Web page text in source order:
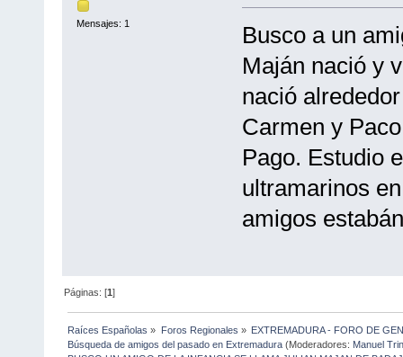
Mensajes: 1
Busco a un
Maján nació y
nació
Carmen y
Pago. Estudio
ultramarinos
amigos
Páginas: [1]
Raíces Españolas » Foros Regionales »
EXTREMADURA - FORO DE
Búsqueda de amigos del pasado en Extremadura (Moderadores: Manuel